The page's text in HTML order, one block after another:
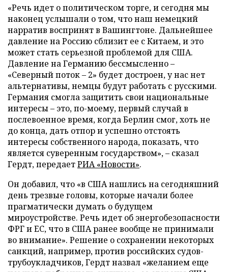
«Речь идет о политическом торге, и сегодня мы
наконец услышали о том, что наш немецкий
нарратив воспринят в Вашингтоне. Дальнейшее
давление на Россию сблизит ее с Китаем, и это
может стать серьезной проблемой для США.
Давление на Германию бессмысленно –
«Северный поток – 2» будет достроен, у нас нет
альтернативы, немцы будут работать с русскими.
Германия смогла защитить свои национальные
интересы – это, по-моему, первый случай в
послевоенное время, когда Берлин смог, хоть не
до конца, дать отпор и успешно отстоять
интересы собственного народа, показать, что
является суверенным государством», – сказал
Гердт, передаетРИА «Новости».
Он добавил, что «в США нашлись на сегодняшний
день трезвые головы, которые начали более
прагматически думать о будущем
мироустройстве. Речь идет об энергобезопасности
ФРГ и ЕС, что в США ранее вообще не принимали
во внимание». Решение о сохранении некоторых
санкций, например, против российских судов-
трубоукладчиков, Гердт назвал «желанием еще